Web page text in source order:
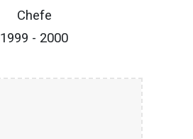
Chefe
1999 - 2000